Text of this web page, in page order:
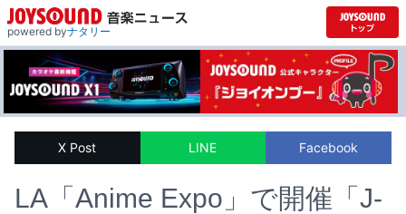
powered byナタリー
X Post LINE Facebook
LA「Anime Expo」で開催「J-